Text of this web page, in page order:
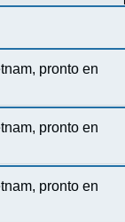
pronto en
pronto en
pronto en